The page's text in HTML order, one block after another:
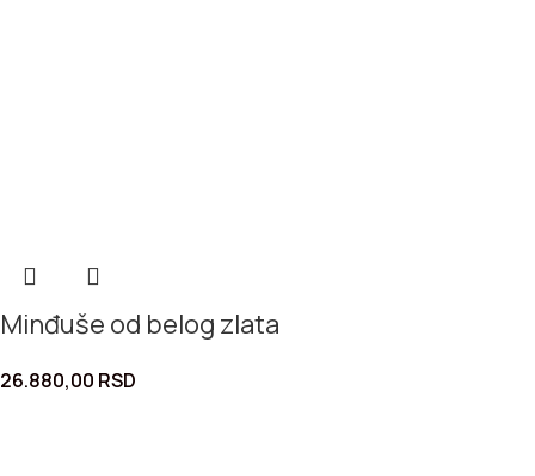
Minđuše od belog zlata
26.880,00 RSD